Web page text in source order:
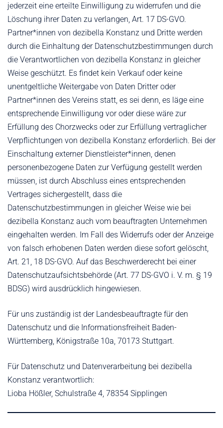
jederzeit eine erteilte Einwilligung zu widerrufen und die
Löschung ihrer Daten zu verlangen, Art. 17 DS-GVO.
Partner*innen von dezibella Konstanz und Dritte werden
durch die Einhaltung der Datenschutzbestimmungen durch
die Verantwortlichen von dezibella Konstanz in gleicher
Weise geschützt. Es findet kein Verkauf oder keine
unentgeltliche Weitergabe von Daten Dritter oder
Partner*innen des Vereins statt, es sei denn, es läge eine
entsprechende Einwilligung vor oder diese wäre zur
Erfüllung des Chorzwecks oder zur Erfüllung vertraglicher
Verpflichtungen von dezibella Konstanz erforderlich. Bei der
Einschaltung externer Dienstleister*innen, denen
personenbezogene Daten zur Verfügung gestellt werden
müssen, ist durch Abschluss eines entsprechenden
Vertrages sichergestellt, dass die
Datenschutzbestimmungen in gleicher Weise wie bei
dezibella Konstanz auch vom beauftragten Unternehmen
eingehalten werden. Im Fall des Widerrufs oder der Anzeige
von falsch erhobenen Daten werden diese sofort gelöscht,
Art. 21, 18 DS-GVO. Auf das Beschwerderecht bei einer
Datenschutzaufsichtsbehörde (Art. 77 DS-GVO i. V. m. § 19
BDSG) wird ausdrücklich hingewiesen.
Für uns zuständig ist der Landesbeauftragte für den
Datenschutz und die Informationsfreiheit Baden-
Württemberg, Königstraße 10a, 70173 Stuttgart.
Für Datenschutz und Datenverarbeitung bei dezibella
Konstanz verantwortlich:
Lioba Hößler, Schulstraße 4, 78354 Sipplingen